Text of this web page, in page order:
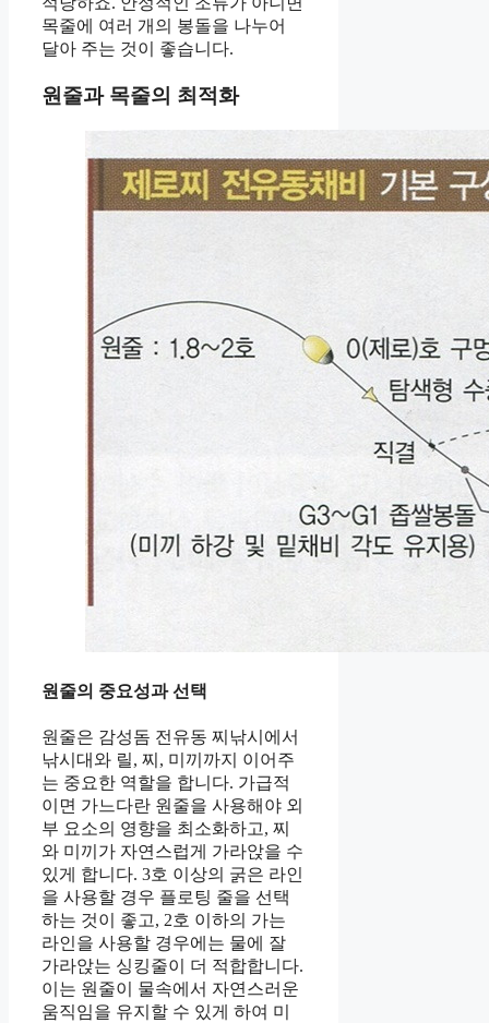
목줄에 여러 개의 봉돌을 나누어
달아 주는 것이 좋습니다.
원줄과 목줄의 최적화
원줄의 중요성과 선택
원줄은 감성돔 전유동 찌낚시에서
낚시대와 릴, 찌, 미끼까지 이어주
는 중요한 역할을 합니다. 가급적
이면 가느다란 원줄을 사용해야 외
부 요소의 영향을 최소화하고, 찌
와 미끼가 자연스럽게 가라앉을 수
있게 합니다. 3호 이상의 굵은 라인
을 사용할 경우 플로팅 줄을 선택
하는 것이 좋고, 2호 이하의 가는
라인을 사용할 경우에는 물에 잘
가라앉는 싱킹줄이 더 적합합니다.
이는 원줄이 물속에서 자연스러운
움직임을 유지할 수 있게 하여 미